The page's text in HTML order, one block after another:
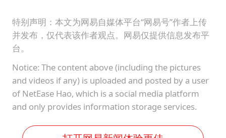
特别声明：本文为网易自媒体平台“网易号”作者上传
并发布，仅代表该作者观点。网易仅提供信息发布平
台。
Notice: The content above (including the pictures
and videos if any) is uploaded and posted by a user
of NetEase Hao, which is a social media platform
and only provides information storage services.